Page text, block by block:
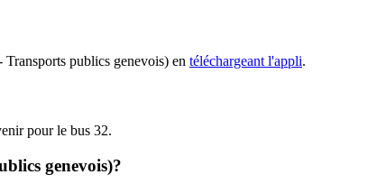
publics genevois) en téléchargeant l'appli.
pour le bus 32.
genevois)?